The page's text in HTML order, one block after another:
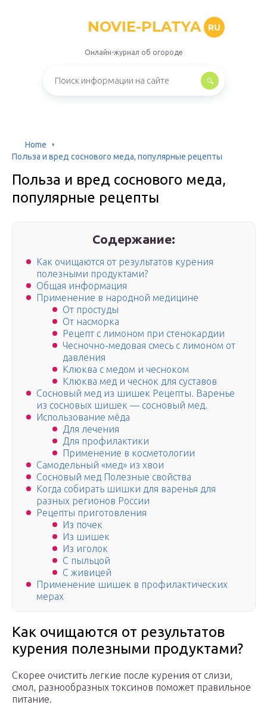
NOVIE-PLATYA RU
Онлайн-журнал об огороде
Home
Польза и вред соснового меда, популярные рецепты
Польза и вред соснового меда,
популярные рецепты
Содержание:
Как очищаются от результатов курения
полезными продуктами?
Общая информация
Применение в народной медицине
От простуды
От насморка
Рецепт с лимоном при стенокардии
Чесночно-медовая смесь с лимоном от
давления
Клюква с медом и чесноком
Клюква мед и чеснок для суставов
Сосновый мед из шишек Рецепты. Варенье
из сосновых шишек — сосновый мед.
Использование мёда
Для лечения
Для профилактики
Применение в косметологии
Самодельный «мед» из хвои
Сосновый мед Полезные свойства
Когда собирать шишки для варенья для
разных регионов России
Рецепты приготовления
Из почек
Из шишек
Из иголок
С пыльцой
С живицей
Применение шишек в профилактических
мерах
Как очищаются от результатов
курения полезными продуктами?
Скорее очистить легкие после курения от слизи,
смол, разнообразных токсинов поможет правильное
питание.